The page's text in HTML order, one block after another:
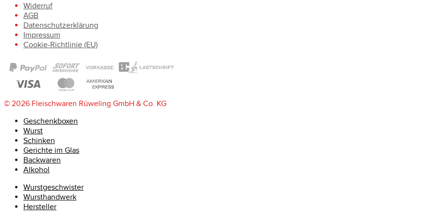
Widerruf
AGB
Datenschutzerklärung
Impressum
Cookie-Richtlinie (EU)
© 2026 Fleischwaren Rüweling GmbH & Co. KG
Geschenkboxen
Wurst
Schinken
Gerichte im Glas
Backwaren
Alkohol
Wurstgeschwister
Wursthandwerk
Hersteller